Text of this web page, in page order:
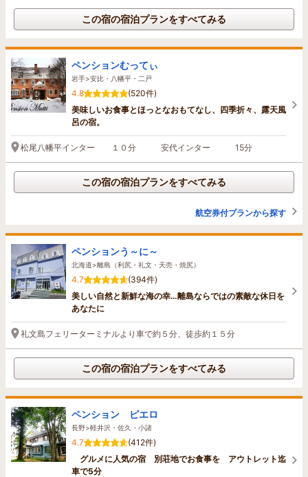
この宿の宿泊プランをすべてみる
ペンションむってぃ
岩手>安比・八幡平・二戸
4.8
(520件)
美味しいお食事とほっとなおもてなし、四季折々、露天風
呂の宿。
松尾八幡平インター １０分 安代インター 15分
この宿の宿泊プランをすべてみる
航空券付プランから探す
ペンションう～に～
北海道>離島（利尻・礼文・天売・焼尻）
4.7
(394件)
美しい自然と新鮮な海の幸…離島ならではの素敵な休日を
あなたに
礼文島フェリーターミナルより車で約５分、徒歩約１５分
この宿の宿泊プランをすべてみる
ペンション ピエロ
長野>軽井沢・佐久・小諸
4.7
(412件)
グルメに人気の宿 別荘地でお食事を アウトレット迄
車で5分